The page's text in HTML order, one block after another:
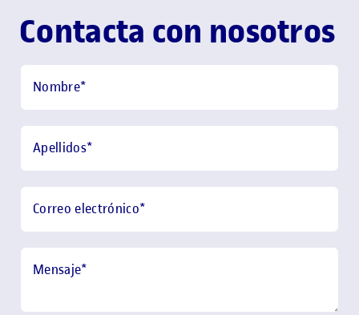
Contacta con nosotros
Nombre*
Apellidos*
Correo electrónico*
Mensaje*